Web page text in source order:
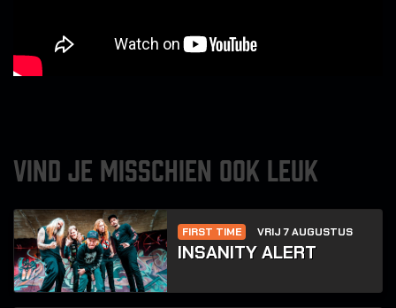
VIND JE MISSCHIEN OOK LEUK
FIRST TIME VRIJ 7 AUGUSTUS
INSANITY ALERT